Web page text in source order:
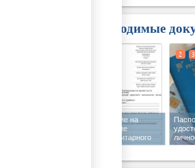
Необходимые
Заявление на
получение
фитосанитарного
сертификата на
2 3